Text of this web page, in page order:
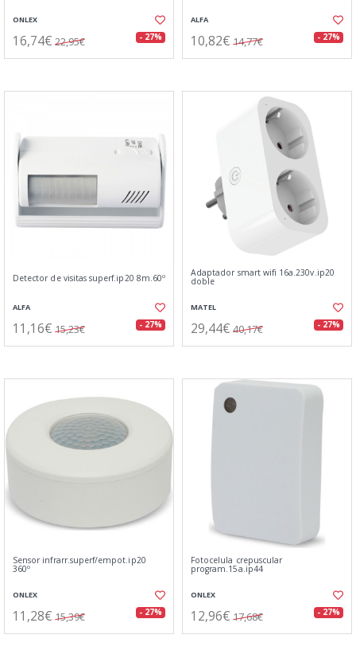
ONLEX
16,74€ 22,95€ - 27%
ALFA
10,82€ 14,77€ - 27%
Detector de visitas superf.ip20 8m.60º
ALFA
11,16€ 15,23€ - 27%
Adaptador smart wifi 16a.230v.ip20
doble
MATEL
29,44€ 40,17€ - 27%
Sensor infrarr.superf/empot.ip20
360º
ONLEX
11,28€ 15,39€ - 27%
Fotocelula crepuscular
program.15a.ip44
ONLEX
12,96€ 17,68€ - 27%